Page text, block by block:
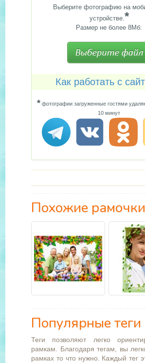
Выберите фотографию на
устройстве.*
Размер не более 8Мб:
Как работать с
*фотографии загруженные гостями
10 минут
Похожие рамочки
Популярные теги
Теги позволяют легко
рамкам. Благодаря тегам, вы
рамках то что нужно. Каждый тег